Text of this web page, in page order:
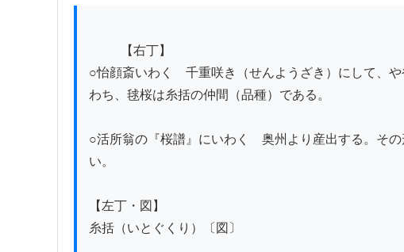
○怡顔斎いわく　千重咲き（せんようざき）にして、
わち、毬桜は糸括の仲間（品種）である。
○活所翁の『桜譜』にいわく　奥州より産出する。そ
い。
【左丁・図】
糸括（いとぐくり）〔図〕